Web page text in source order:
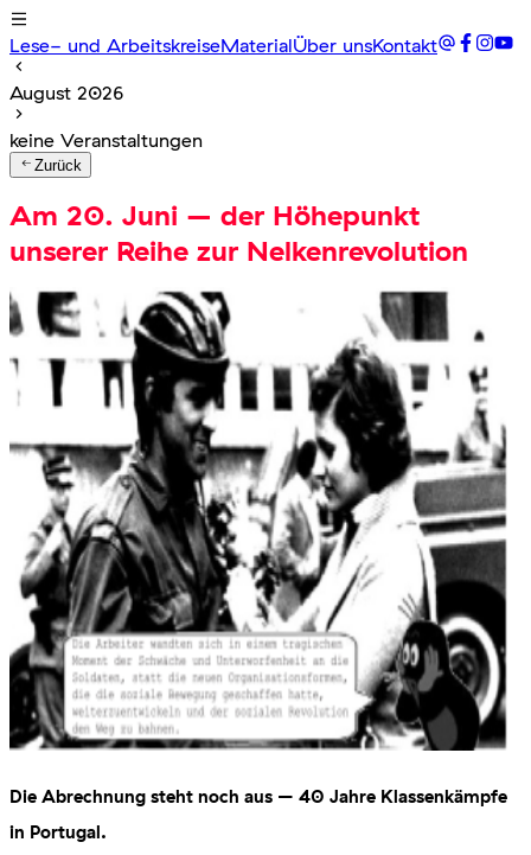
Lese- und ArbeitskreiseMaterialÜber unsKontakt
August 2026
keine Veranstaltungen
Zurück
Am 20. Juni – der Höhepunkt
unserer Reihe zur Nelkenrevolution
Die Abrechnung steht noch aus – 40 Jahre Klassenkämpfe
in Portugal.